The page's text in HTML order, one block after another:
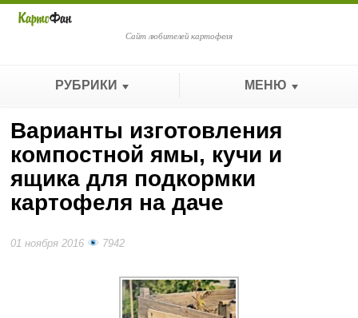
Сайт любителей картофеля
РУБРИКИ МЕНЮ
Варианты изготовления
компостной ямы, кучи и
ящика для подкормки
картофеля на даче
01 ноября 2016 7942